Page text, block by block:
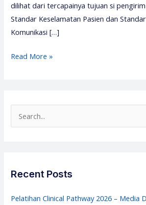
dilihat dari tercapainya tujuan si pengirim
Standar Keselamatan Pasien dan
Komunikasi […]
Pelatihan
Read More »
e
f
Recent Posts
Pelatihan Clinical Pathway 2026 – Media